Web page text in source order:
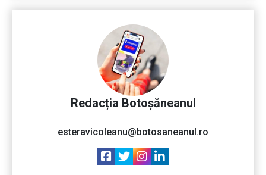
Redacția Botoșăneanul
esteravicoleanu@botosaneanul.ro